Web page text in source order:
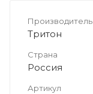
Производитель
Тритон
Страна
Россия
Артикул